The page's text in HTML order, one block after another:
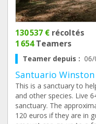
130 537 € récoltés
1 654Teamers
Teamer depuis : 06/
Santuario
This is a sanctuary to
and other species. Live
sanctuary. The
120 euros if they are in